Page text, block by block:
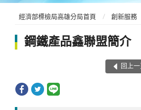
經濟部標檢局高雄分局首頁 創新服務
鋼鐵產品鑫聯盟簡介
回上一